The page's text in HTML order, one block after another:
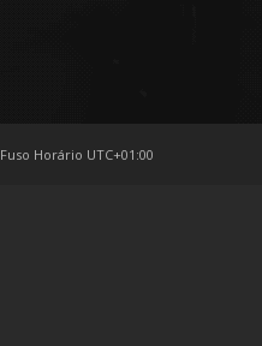
Fuso Horário UTC+01:00